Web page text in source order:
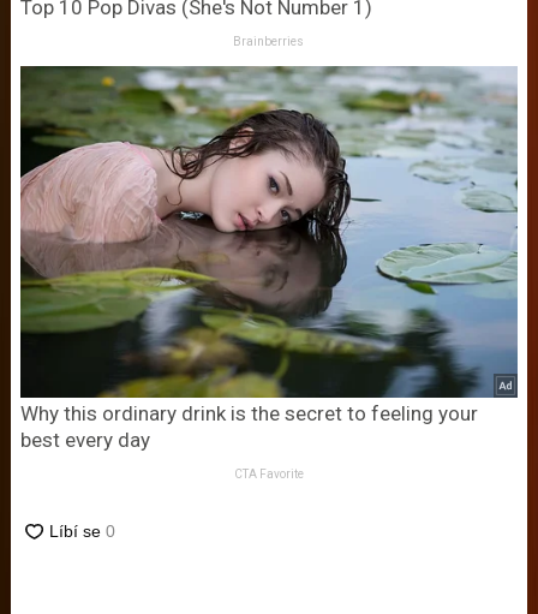
Top 10 Pop Divas (She's Not Number 1)
Brainberries
Why this ordinary drink is the secret to feeling your
best every day
CTA Favorite